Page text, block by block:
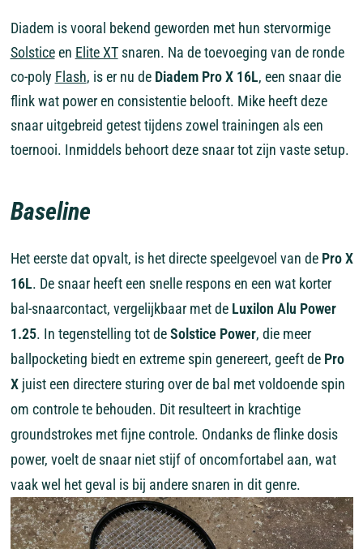
Diadem is vooral bekend geworden met hun stervormige
Solsticeen Elite XTsnaren. Na de toevoeging van de ronde
co-poly Flash, is er nu de Diadem Pro X 16L, een snaar die
flink wat power en consistentie belooft. Mike heeft deze
snaar uitgebreid getest tijdens zowel trainingen als een
toernooi. Inmiddels behoort deze snaar tot zijn vaste setup.
Baseline
Het eerste dat opvalt, is het directe speelgevoel van de Pro X
16L. De snaar heeft een snelle respons en een wat korter
bal-snaarcontact, vergelijkbaar met de Luxilon Alu Power
1.25. In tegenstelling tot deSolstice Power, die meer
ballpocketing biedt en extreme spin genereert, geeft de Pro
Xjuist een directere sturing over de bal met voldoende spin
om controle te behouden. Dit resulteert in krachtige
groundstrokes met fijne controle. Ondanks de flinke dosis
power, voelt de snaar niet stijf of oncomfortabel aan, wat
vaak wel het geval is bij andere snaren in dit genre.